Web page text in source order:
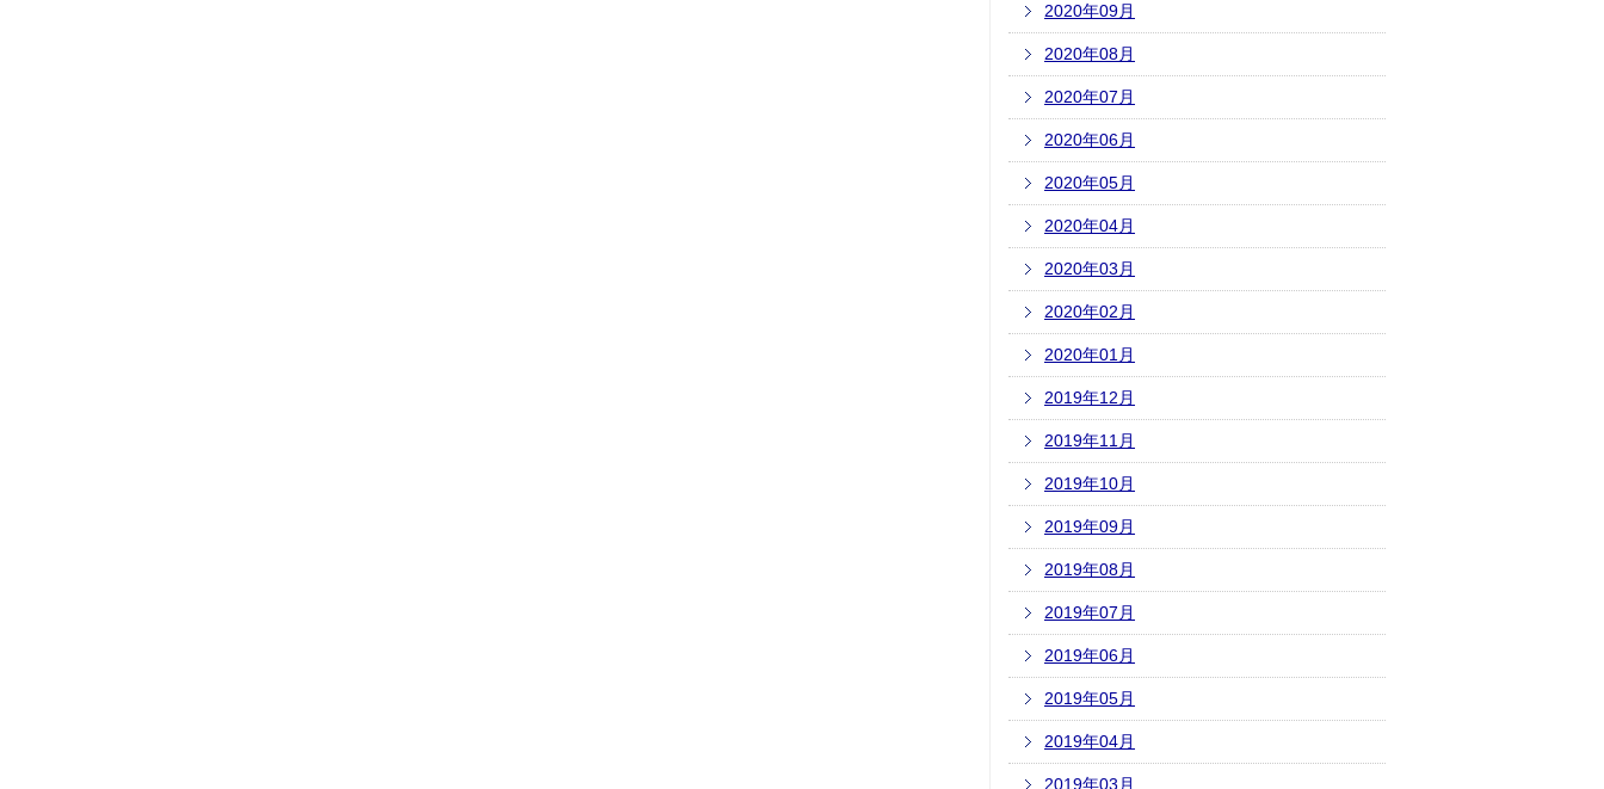
2020年09月
2020年08月
2020年07月
2020年06月
2020年05月
2020年04月
2020年03月
2020年02月
2020年01月
2019年12月
2019年11月
2019年10月
2019年09月
2019年08月
2019年07月
2019年06月
2019年05月
2019年04月
2019年03月